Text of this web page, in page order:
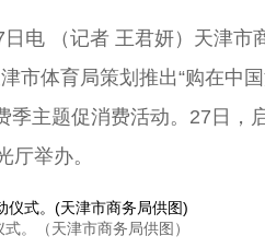
（记者 王君妍）天津市
市体育局策划推出“购在中
季主题促消费活动。27日，
厅举办。
式。（天津市商务局供图）